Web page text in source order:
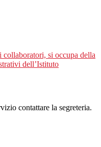
si occupa della
dell’Istituto
contattare la segreteria.